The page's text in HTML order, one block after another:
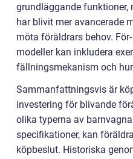
grundläggande funktioner,
har blivit mer avancerade
möta föräldrars behov.
modeller kan inkludera
fällningsmekanism och
Sammanfattningsvis är
investering för blivande
olika typerna av
specifikationer, kan
köpbeslut. Historiska